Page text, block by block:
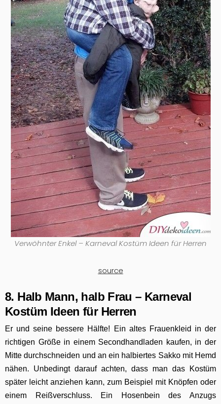
Verwöhnter Enkel – Karneval Kostüm Ideen für Herren
source
8. Halb Mann, halb Frau – Karneval
Kostüm Ideen für Herren
Er und seine bessere Hälfte! Ein altes Frauenkleid in der
richtigen Größe in einem Secondhandladen kaufen, in der
Mitte durchschneiden und an ein halbiertes Sakko mit Hemd
nähen. Unbedingt darauf achten, dass man das Kostüm
später leicht anziehen kann, zum Beispiel mit Knöpfen oder
einem Reißverschluss. Ein Hosenbein des Anzugs